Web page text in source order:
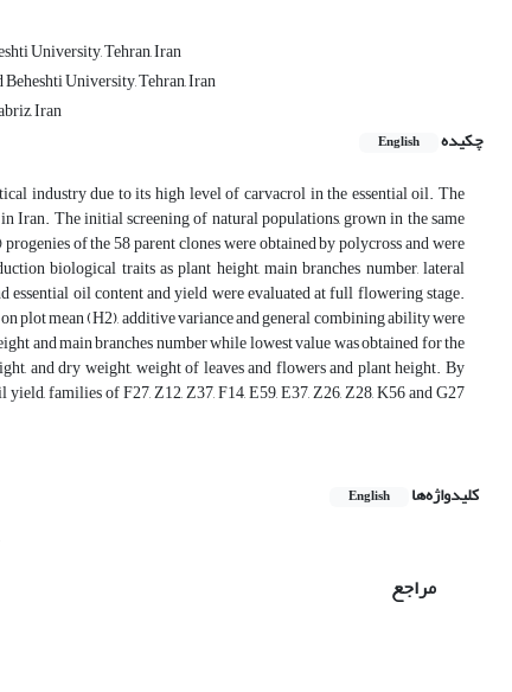
University, Tehran, Iran
University, Tehran, Iran
Iran
چکیده
English
industry due to its high level of carvacrol in the essential oil. The
Iran. The initial screening of natural populations, grown in the same
of the 58 parent clones were obtained by polycross and were
biological traits as plant height, main branches number, lateral
essential oil content and yield were evaluated at full flowering stage.
plot mean (H2), additive variance and general combining ability were
and main branches number while lowest value was obtained for the
and dry weight, weight of leaves and flowers and plant height. By
families of F27, Z12, Z37, F14, E59, E37, Z26, Z28, K56 and G27
کلیدواژه‌ها English
مراجع